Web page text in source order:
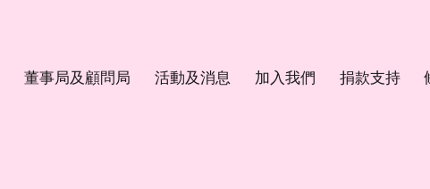
董事局及顧問局 活動及消息 加入我們 捐款支持